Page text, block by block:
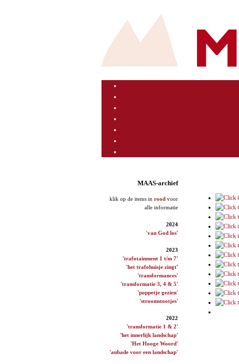
MAAS-archief
klik op de items in rood voor
alle informatie
2024
'van God los'
2023
'trafotainment 1 t/m 7'
'het trafohuisje zingt'
'transformances'
'transformatie 3, 4 & 5'
'poppetje gezien'
'stroomstootjes'
2022
'transformatie 1 & 2'
'het innerlijk landschap'
'Het Hooge Woord'
'aubade voor een landschap'